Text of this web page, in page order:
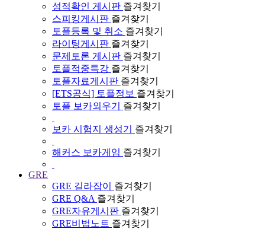
성적확인 게시판 즐겨찾기
스피킹게시판 즐겨찾기
토플등록 및 취소 즐겨찾기
라이팅게시판 즐겨찾기
문제토론 게시판 즐겨찾기
토플적중특강 즐겨찾기
토플자료게시판 즐겨찾기
[ETS공식] 토플정보 즐겨찾기
토플 보카외우기
즐겨찾기
보카 시험지 생성기 즐겨찾기
해커스 보카게임 즐겨찾기
GRE
GRE 길라잡이
즐겨찾기
GRE Q&A 즐겨찾기
GRE자유게시판 즐겨찾기
GRE비법노트 즐겨찾기